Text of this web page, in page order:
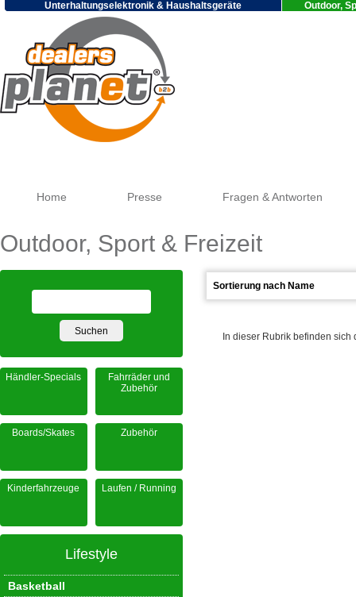
Unterhaltungselektronik & Haushaltsgeräte Outdoor,
Home Presse Fragen & Antworten
Outdoor, Sport & Freizeit
In dieser Rubrik befinden
Händler-Specials
Fahrräder und
Zubehör
Boards/Skates Zubehör
Kinderfahrzeuge Laufen / Running
Lifestyle
Basketball